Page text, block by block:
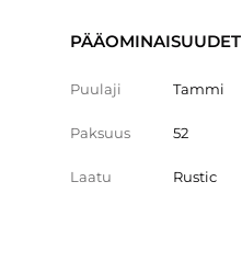
PÄÄOMINAISUUDET
Puulaji Tammi
Paksuus 52
Laatu Rustic